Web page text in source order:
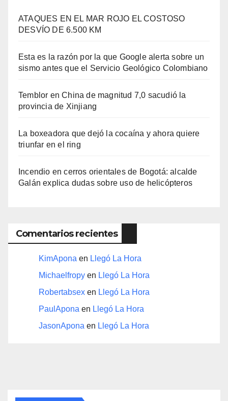
ATAQUES EN EL MAR ROJO EL COSTOSO
DESVÍO DE 6.500 KM
Esta es la razón por la que Google alerta sobre un
sismo antes que el Servicio Geológico Colombiano
Temblor en China de magnitud 7,0 sacudió la
provincia de Xinjiang
La boxeadora que dejó la cocaína y ahora quiere
triunfar en el ring​
Incendio en cerros orientales de Bogotá: alcalde
Galán explica dudas sobre uso de helicópteros
Comentarios recientes
KimApona en Llegó La Hora
Michaelfropy en Llegó La Hora
Robertabsex en Llegó La Hora
PaulApona en Llegó La Hora
JasonApona en Llegó La Hora